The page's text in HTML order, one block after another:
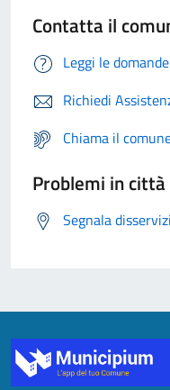
Contatta il
Leggi le
Richiedi
Chiama il
Problemi in città
Segnala